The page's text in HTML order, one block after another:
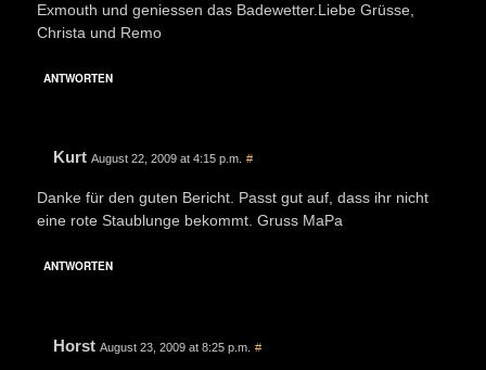
Exmouth und geniessen das Badewetter.Liebe Grüsse,
Christa und Remo
ANTWORTEN
Kurt August 22, 2009 at 4:15 p.m. #
Danke für den guten Bericht. Passt gut auf, dass ihr nicht
eine rote Staublunge bekommt. Gruss MaPa
ANTWORTEN
Horst August 23, 2009 at 8:25 p.m. #